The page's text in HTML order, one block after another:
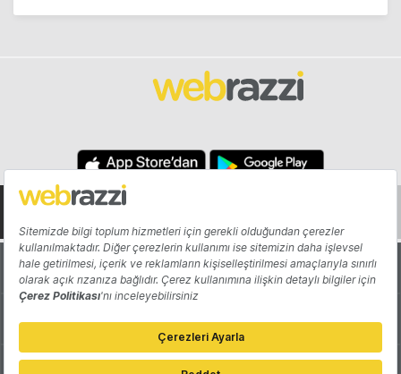
Hakkında Yazarlar
Katkıda Bulun Reklam